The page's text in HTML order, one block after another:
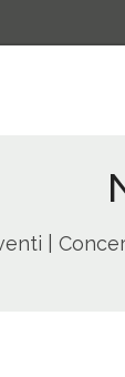
|